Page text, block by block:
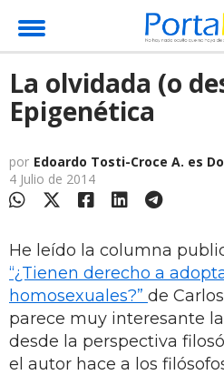
La olvidada (o
Epigenética
por Edoardo Tosti-Croce A. es
4 Julio de 2014
He leído la columna
“¿Tienen derecho a
homosexuales?” de
parece muy interesante
desde la perspectiva
el autor hace a los